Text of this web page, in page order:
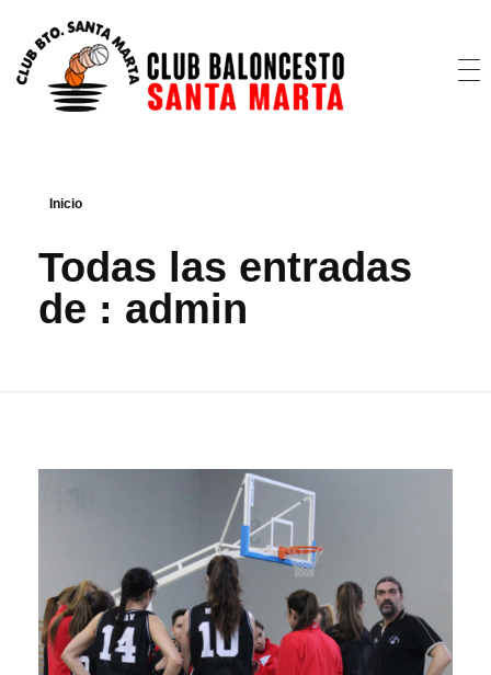
Inicio
Todas las entradas
de : admin